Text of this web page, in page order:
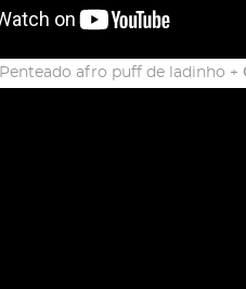
Penteado afro puff de ladinho +